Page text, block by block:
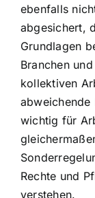
ebenfalls
abgesichert,
Grundlagen
Branchen
kollektiven
abweichende
wichtig für
Rechte und
verstehen.